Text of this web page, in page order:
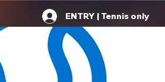
ENTRY | Tennis only